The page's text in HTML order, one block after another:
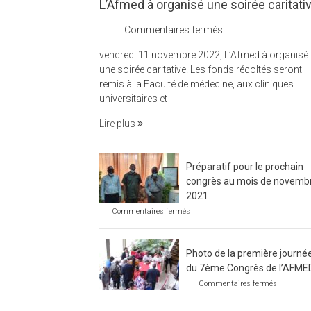
L’Afmed à organisé une soirée
Commentaires fermés
à
organisé
une
vendredi 11 novembre 2022, L’Afmed à organisé
une soirée caritative. Les fonds récoltés seront
remis à la Faculté de médecine, aux cliniques
universitaires et
Lire plus
Préparatif pour le prochain
congrès au mois de
2021
Commentaires fermés
prochain
congrès
mois
de
Photo de la première
du 7ème Congrès de
Commentaires fermés